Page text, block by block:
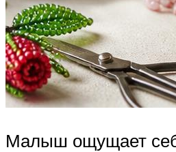
Малыш ощущает